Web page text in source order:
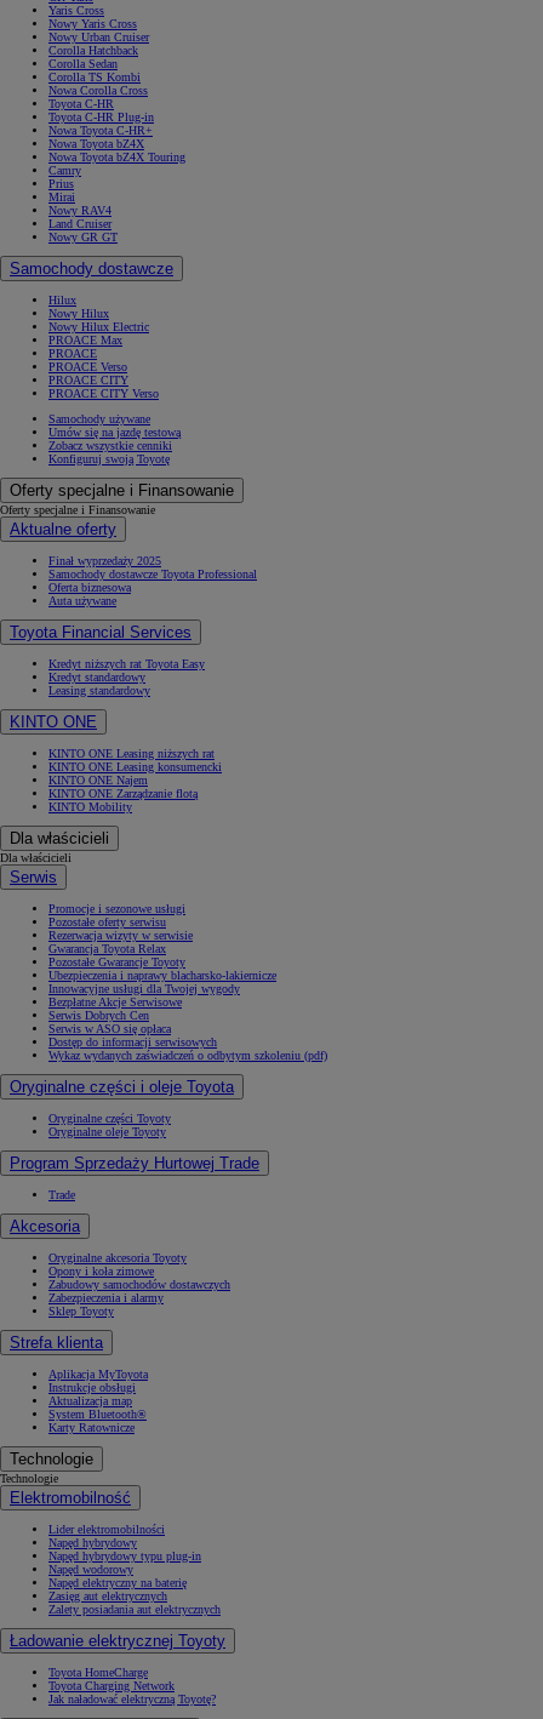
Yaris Cross
Nowy Yaris Cross
Nowy Urban Cruiser
Corolla Hatchback
Corolla Sedan
Corolla TS Kombi
Nowa Corolla Cross
Toyota C-HR
Toyota C-HR Plug-in
Nowa Toyota C-HR+
Nowa Toyota bZ4X
Nowa Toyota bZ4X Touring
Camry
Prius
Mirai
Nowy RAV4
Land Cruiser
Nowy GR GT
Samochody dostawcze
Hilux
Nowy Hilux
Nowy Hilux Electric
PROACE Max
PROACE
PROACE Verso
PROACE CITY
PROACE CITY Verso
Samochody używane
Umów się na jazdę testową
Zobacz wszystkie cenniki
Konfiguruj swoją Toyotę
Oferty specjalne i Finansowanie
Oferty specjalne i Finansowanie
Aktualne oferty
Finał wyprzedaży 2025
Samochody dostawcze Toyota Professional
Oferta biznesowa
Auta używane
Toyota Financial Services
Kredyt niższych rat Toyota Easy
Kredyt standardowy
Leasing standardowy
KINTO ONE
KINTO ONE Leasing niższych rat
KINTO ONE Leasing konsumencki
KINTO ONE Najem
KINTO ONE Zarządzanie flotą
KINTO Mobility
Dla właścicieli
Dla właścicieli
Serwis
Promocje i sezonowe usługi
Pozostałe oferty serwisu
Rezerwacja wizyty w serwisie
Gwarancja Toyota Relax
Pozostałe Gwarancje Toyoty
Ubezpieczenia i naprawy blacharsko-lakiernicze
Innowacyjne usługi dla Twojej wygody
Bezpłatne Akcje Serwisowe
Serwis Dobrych Cen
Serwis w ASO się opłaca
Dostęp do informacji serwisowych
Wykaz wydanych zaświadczeń o odbytym szkoleniu (pdf)
Oryginalne części i oleje Toyota
Oryginalne części Toyoty
Oryginalne oleje Toyoty
Program Sprzedaży Hurtowej Trade
Trade
Akcesoria
Oryginalne akcesoria Toyoty
Opony i koła zimowe
Zabudowy samochodów dostawczych
Zabezpieczenia i alarmy
Sklep Toyoty
Strefa klienta
Aplikacja MyToyota
Instrukcje obsługi
Aktualizacja map
System Bluetooth®
Karty Ratownicze
Technologie
Technologie
Elektromobilność
Lider elektromobilności
Napęd hybrydowy
Napęd hybrydowy typu plug-in
Napęd wodorowy
Napęd elektryczny na baterię
Zasięg aut elektrycznych
Zalety posiadania aut elektrycznych
Ładowanie elektrycznej Toyoty
Toyota HomeCharge
Toyota Charging Network
Jak naładować elektryczną Toyotę?